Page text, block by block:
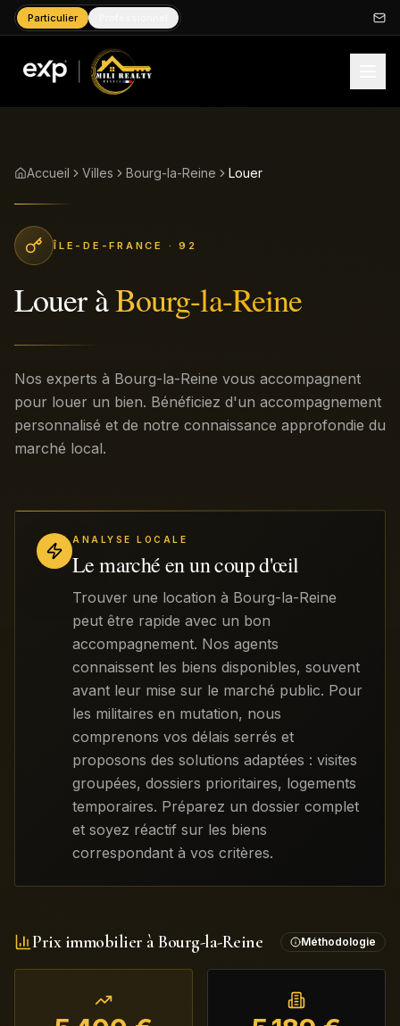
Particulier
Accueil Villes Bourg-la-Reine Louer
ÎLE-DE-FRANCE · 92
LoueràBourg-la-Reine
Nos experts à Bourg-la-Reine vous accompagnent
pour louer un bien. Bénéficiez d'un accompagnement
personnalisé et de notre connaissance approfondie du
marché local.
ANALYSE LOCALE
Le marché en un coup d'œil
Trouver une location à Bourg-la-Reine
peut être rapide avec un bon
accompagnement. Nos agents
connaissent les biens disponibles, souvent
avant leur mise sur le marché public. Pour
les militaires en mutation, nous
comprenons vos délais serrés et
proposons des solutions adaptées : visites
groupées, dossiers prioritaires, logements
temporaires. Préparez un dossier complet
et soyez réactif sur les biens
correspondant à vos critères.
Prix immobilier à Bourg-la-Reine Méthodologie